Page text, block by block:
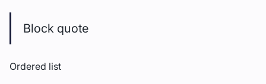
Block quote
Ordered list